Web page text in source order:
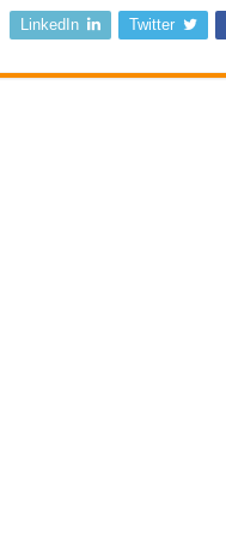
Twitter
LinkedIn